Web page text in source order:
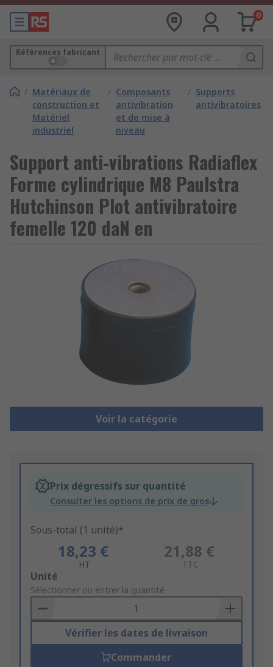
0
Références fabricant
/ Matériaux de
construction et
Matériel
industriel
/ Composants
antivibration
et de mise à
niveau
/ Supports
antivibratoires
Support anti-vibrations Radiaflex
Forme cylindrique M8 Paulstra
Hutchinson Plot antivibratoire
femelle 120 daN en
Voir la catégorie
Prix dégressifs sur quantité
Consulter les options de prix de gros
Sous-total (1 unité)*
18,23 €
HT
21,88 €
TTC
Add
to
Basket
Unité
Sélectionner ou entrer la quantité
Vérifier les dates de livraison
Commander